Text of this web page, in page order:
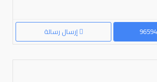
إرسال رسالة